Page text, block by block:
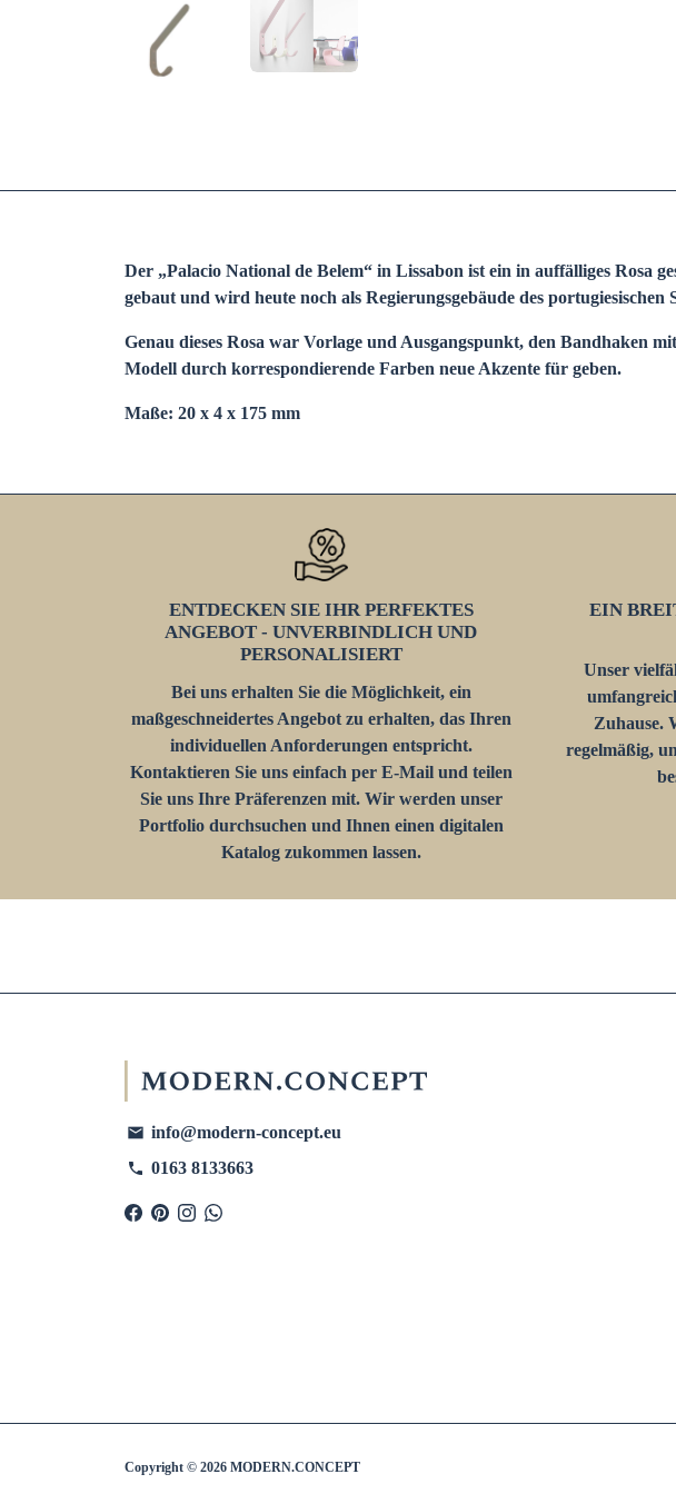
Der „Palacio National de Belem“ in Lissabon ist ein in auffälliges Rosa
gebaut und wird heute noch als Regierungsgebäude des portugiesischen
Genau dieses Rosa war Vorlage und Ausgangspunkt, den Bandhaken
Modell durch korrespondierende Farben neue Akzente für geben.
Maße: 20 x 4 x 175 mm
ENTDECKEN SIE IHR PERFEKTES
ANGEBOT - UNVERBINDLICH UND
PERSONALISIERT
Bei uns erhalten Sie die Möglichkeit, ein
maßgeschneidertes Angebot zu erhalten, das Ihren
individuellen Anforderungen entspricht.
Kontaktieren Sie uns einfach per E-Mail und teilen
Sie uns Ihre Präferenzen mit. Wir werden unser
Portfolio durchsuchen und Ihnen einen digitalen
Katalog zukommen lassen.
EIN
Unser
Zuhause.
regelmäßig,
email info@modern-concept.eu
phone 0163 8133663
Copyright © 2026 MODERN.CONCEPT